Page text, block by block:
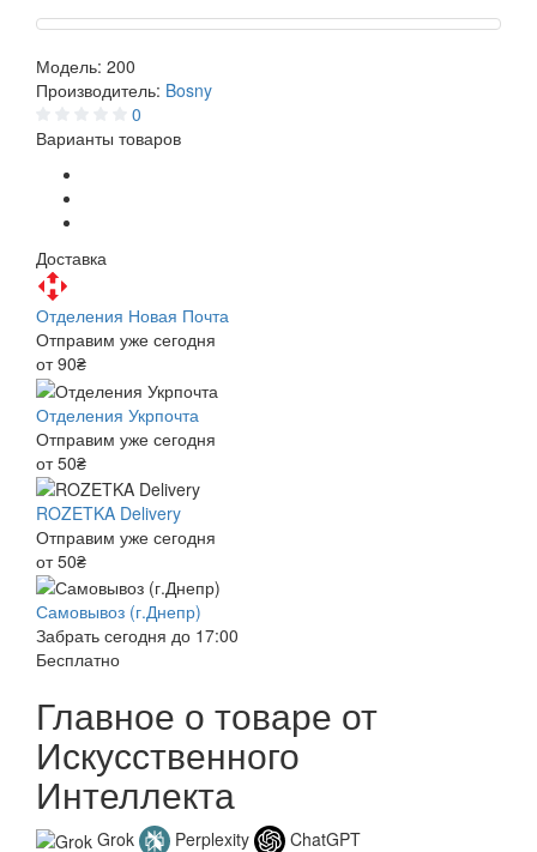
Модель: 200
Производитель: Bosny
0
Варианты товаров
Доставка
Отделения Новая Почта
Отправим уже сегодня
от 90₴
Отделения Укрпочта
Отправим уже сегодня
от 50₴
ROZETKA Delivery
Отправим уже сегодня
от 50₴
Самовывоз (г.Днепр)
Забрать сегодня до 17:00
Бесплатно
Главное о товаре от
Искусственного
Интеллекта
Grok Perplexity
ChatGPT